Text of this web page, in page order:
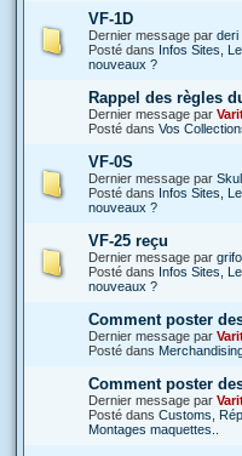
VF-1D
Dernier message par deri
Posté dans Infos Sites,
nouveaux ?
Rappel des règles
Dernier message par
Posté dans Vos
VF-0S
Dernier message par
Posté dans Infos Sites,
nouveaux ?
VF-25 reçu
Dernier message par
Posté dans Infos Sites,
nouveaux ?
Comment poster
Dernier message par
Posté dans
Comment poster
Dernier message par
Posté dans Customs,
Montages maquettes..